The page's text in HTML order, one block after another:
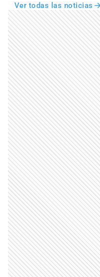
Ver todas las noticias